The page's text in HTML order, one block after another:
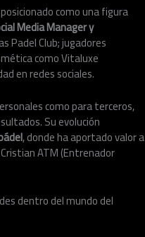
como una figura
Media Manager y
Padel Club; jugadores
como Vitaluxe
en redes sociales.
como para terceros,
Su evolución
, donde ha aportado valor a
ATM (Entrenador
dentro del mundo del